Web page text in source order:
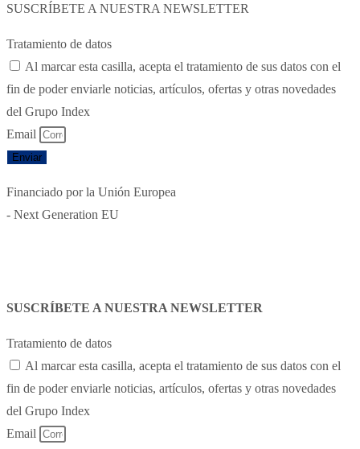
SUSCRÍBETE A NUESTRA NEWSLETTER
Tratamiento de datos
Al marcar esta casilla, acepta el tratamiento de sus datos con el
fin de poder enviarle noticias, artículos, ofertas y otras novedades
del Grupo Index
Email
Enviar
Financiado por la Unión Europea
- Next Generation EU
SUSCRÍBETE A NUESTRA NEWSLETTER
Tratamiento de datos
Al marcar esta casilla, acepta el tratamiento de sus datos con el
fin de poder enviarle noticias, artículos, ofertas y otras novedades
del Grupo Index
Email